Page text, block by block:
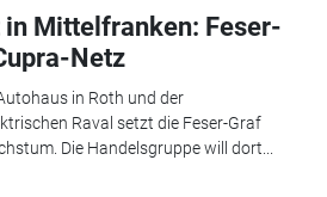
Mittelfranken: Feser-
Netz
in Roth und der
Raval setzt die Feser-Graf
Die Handelsgruppe will dort...